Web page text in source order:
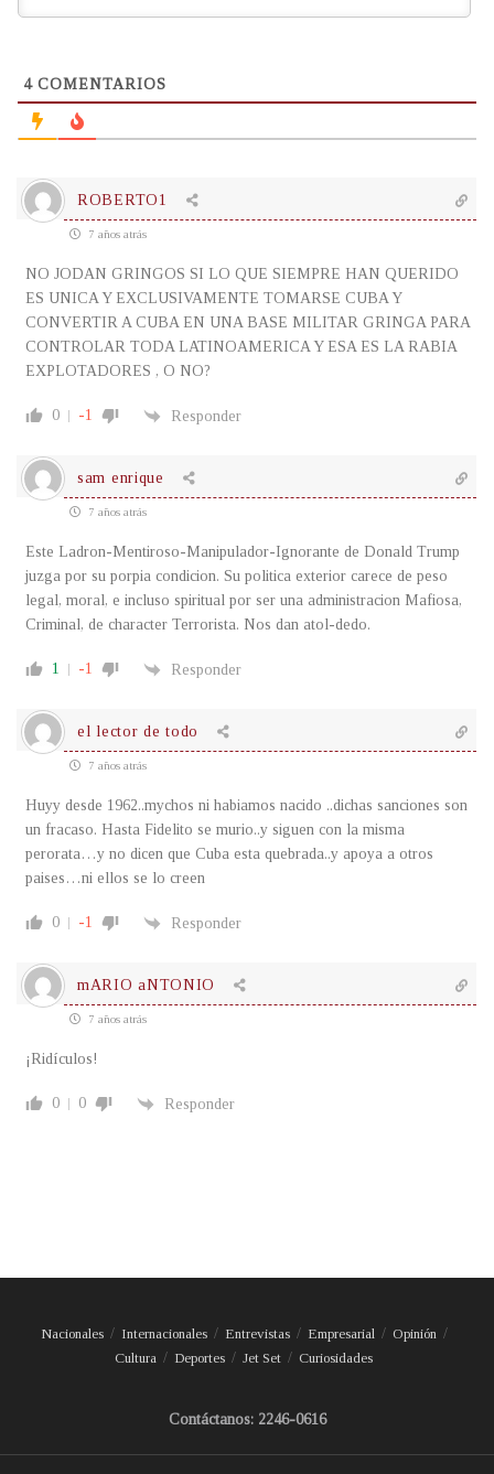
4COMENTARIOS
ROBERTO1
7 años atrás
NO JODAN GRINGOS SI LO QUE SIEMPRE HAN QUERIDO
ES UNICA Y EXCLUSIVAMENTE TOMARSE CUBA Y
CONVERTIR A CUBA EN UNA BASE MILITAR GRINGA PARA
CONTROLAR TODA LATINOAMERICA Y ESA ES LA RABIA
EXPLOTADORES , O NO?
0 -1 Responder
sam enrique
7 años atrás
Este Ladron-Mentiroso-Manipulador-Ignorante de Donald Trump
juzga por su porpia condicion. Su politica exterior carece de peso
legal, moral, e incluso spiritual por ser una administracion Mafiosa,
Criminal, de character Terrorista. Nos dan atol-dedo.
1 -1 Responder
el lector de todo
7 años atrás
Huyy desde 1962..mychos ni habiamos nacido ..dichas sanciones son
un fracaso. Hasta Fidelito se murio..y siguen con la misma
perorata…y no dicen que Cuba esta quebrada..y apoya a otros
paises…ni ellos se lo creen
0 -1 Responder
mARIO aNTONIO
7 años atrás
¡Ridículos!
0 0 Responder
Nacionales Internacionales Entrevistas Empresarial
Opinión
Cultura
Deportes Jet Set Curiosidades
Contáctanos: 2246-0616